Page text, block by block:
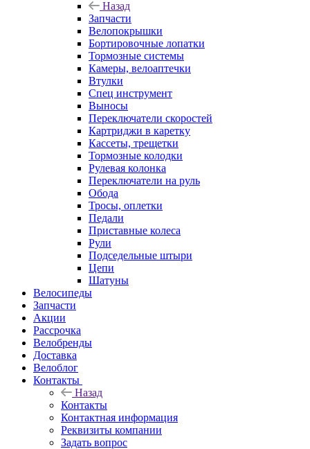
Назад
Запчасти
Велопокрышки
Бортировочные лопатки
Тормозные системы
Камеры, велоаптечки
Втулки
Спец инструмент
Выносы
Переключатели скоростей
Картриджи в каретку
Кассеты, трещетки
Тормозные колодки
Рулевая колонка
Переключатели на руль
Обода
Тросы, оплетки
Педали
Приставные колеса
Рули
Подседельные штыри
Цепи
Шатуны
Велосипеды
Запчасти
Акции
Рассрочка
Велобренды
Доставка
Велоблог
Контакты
Назад
Контакты
Контактная информация
Реквизиты компании
Задать вопрос